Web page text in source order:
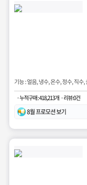
기능 : 얼음, 냉수, 온수, 정수, 직수
· 누적구매 : 418,213개· 리뷰:0건
8월 프로모션 보기